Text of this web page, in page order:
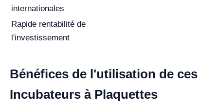
internationales
Rapide rentabilité de
l'investissement
Bénéfices de l'utilisation de ces
Incubateurs à Plaquettes